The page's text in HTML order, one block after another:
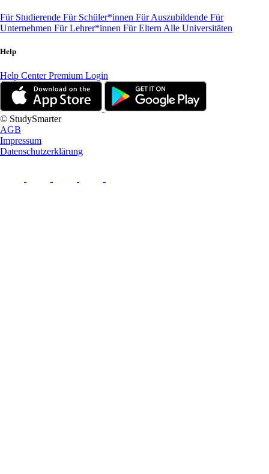
Für Studierende Für Schüler*innen Für Auszubildende Für
Unternehmen Für Lehrer*innen Für Eltern Alle Universitäten
Help
Help CenterPremium Login
© StudySmarter
AGB
Impressum
Datenschutzerklärung